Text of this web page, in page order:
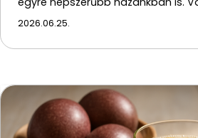
2026.06.25.